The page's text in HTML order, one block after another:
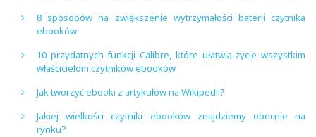
8 sposobów na zwiększenie wytrzymałości baterii czytnika
ebooków
10 przydatnych funkcji Calibre, które ułatwią życie wszystkim
właścicielom czytników ebooków
Jak tworzyć ebooki z artykułów na Wikipedii?
Jakiej wielkości czytniki ebooków znajdziemy obecnie na
rynku?